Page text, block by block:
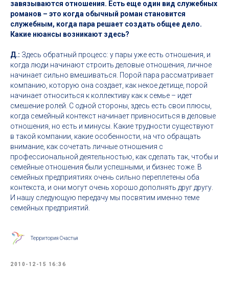
завязываются отношения. Есть еще один вид служебных
романов – это когда обычный роман становится
служебным, когда пара решает создать общее дело.
Какие нюансы возникают здесь?
Д.: Здесь обратный процесс: у пары уже есть отношения, и
когда люди начинают строить деловые отношения, личное
начинает сильно вмешиваться. Порой пара рассматривает
компанию, которую она создает, как некое детище, порой
начинает относиться к коллективу как к семье – идет
смешение ролей. С одной стороны, здесь есть свои плюсы,
когда семейный контекст начинает привноситься в деловые
отношения, но есть и минусы. Какие трудности существуют
в такой компании, какие особенности, на что обращать
внимание, как сочетать личные отношения с
профессиональной деятельностью, как сделать так, чтобы и
семейные отношения были успешными, и бизнес тоже. В
семейных предприятиях очень сильно переплетены оба
контекста, и они могут очень хорошо дополнять друг другу.
И нашу следующую передачу мы посвятим именно теме
семейных предприятий.
Территория Счастья
2010-12-15 16:36